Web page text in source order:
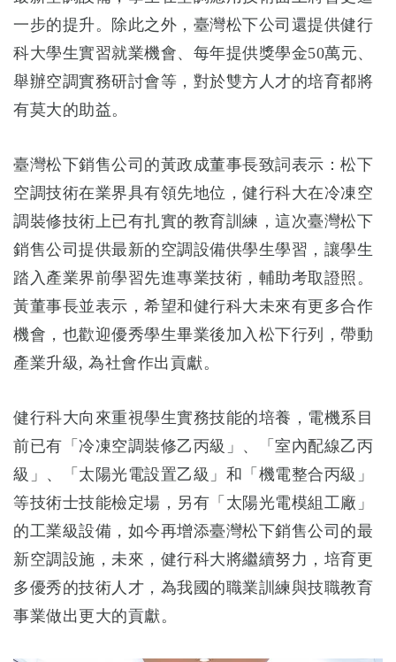
一步的提升。除此之外，臺灣松下公司還提供健行
科大學生實習就業機會、每年提供獎學金50萬元、
舉辦空調實務研討會等，對於雙方人才的培育都將
有莫大的助益。
臺灣松下銷售公司的黃政成董事長致詞表示：松下
空調技術在業界具有領先地位，健行科大在冷凍空
調裝修技術上已有扎實的教育訓練，這次臺灣松下
銷售公司提供最新的空調設備供學生學習，讓學生
踏入產業界前學習先進專業技術，輔助考取證照。
黃董事長並表示，希望和健行科大未來有更多合作
機會，也歡迎優秀學生畢業後加入松下行列，帶動
產業升級, 為社會作出貢獻。
健行科大向來重視學生實務技能的培養，電機系目
前已有「冷凍空調裝修乙丙級」、「室內配線乙丙
級」、「太陽光電設置乙級」和「機電整合丙級」
等技術士技能檢定場，另有「太陽光電模組工廠」
的工業級設備，如今再增添臺灣松下銷售公司的最
新空調設施，未來，健行科大將繼續努力，培育更
多優秀的技術人才，為我國的職業訓練與技職教育
事業做出更大的貢獻。